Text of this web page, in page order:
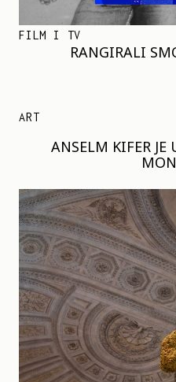
FILM I TV
RANGIRALI
ART
ANSELM KIFER